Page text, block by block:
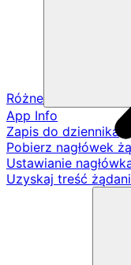
Różne
App Info
Zapis do dziennika
Pobierz nagłówek
Ustawianie
Uzyskaj treść